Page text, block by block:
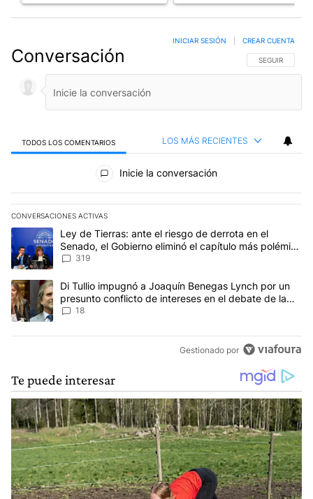
Conversación SIGA ESTA
SEGUIR
INICIAR SESIÓN CREAR CUENTA
TODOS LOS COMENTARIOS LOS MÁS RECIENTES
Todos los comentarios
Inicie la conversación
CONVERSACIONES ACTIVAS
Este listado muestra los artículos con más comentarios en los
Un artículo de tendencia con el título "Ley de Tierras: ante el
Ley de Tierras: ante el riesgo de derrota en el
Senado, el Gobierno eliminó el capítulo más polémico
del proyecto
319
Un artículo de tendencia con el título "Di Tullio impugnó a
Di Tullio impugnó a Joaquín Benegas Lynch por un
presunto conflicto de intereses en el debate de la
Ley de Tierras
18
Gestionado por